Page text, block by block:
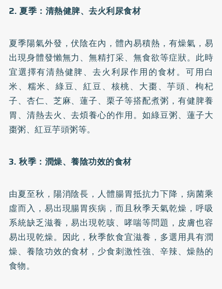
2. 夏季：清熱健脾、去火利尿食材
夏季陽氣外發，伏陰在內，體內易積熱，有燥氣，易
出現身體發懶無力、無精打采、無食欲等症狀。此時
宜選擇有清熱健脾、去火利尿作用的食材。可用白
米、糯米、綠豆、紅豆、核桃、大棗、芋頭、枸杞
子、杏仁、芝麻、蓮子、栗子等搭配煮粥，有健脾養
胃、清熱去火、去煩養心的作用。如綠豆粥、蓮子大
棗粥、紅豆芋頭粥等。
3. 秋季：潤燥、養陰功效的食材
由夏至秋，陽消陰長，人體腸胃抵抗力下降，病菌乘
虛而入，易出現腸胃疾病，而且秋季天氣乾燥，呼吸
系統缺乏滋養，易出現乾咳、哮喘等問題，皮膚也容
易出現乾燥。因此，秋季飲食宜滋養，多選用具有潤
燥、養陰功效的食材，少食刺激性強、辛辣、燥熱的
食物。